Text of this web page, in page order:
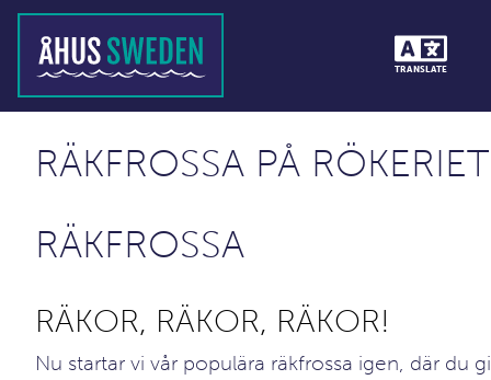
TRANSLATE
RÄKFROSSA PÅ RÖKERIET
RÄKFROSSA
RÄKOR, RÄKOR, RÄKOR!
Nu startar vi vår populära räkfrossa igen, där du